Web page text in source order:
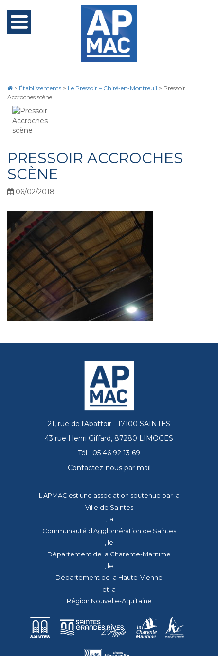
> Établissements > Le Pressoir – Chiré-en-Montreuil > Pressoir
Accroches scène
PRESSOIR ACCROCHES
SCÈNE
06/02/2018
21, rue de l'Abattoir - 17100 SAINTES
43 rue Henri Giffard, 87280 LIMOGES
Tél : 05 46 92 13 69
Contactez-nous par mail
L'APMAC est une association soutenue par la
Ville de Saintes
, la
Communauté d'Agglomération de Saintes
, le
Département de la Charente-Maritime
, le
Département de la Haute-Vienne
et la
Région Nouvelle-Aquitaine